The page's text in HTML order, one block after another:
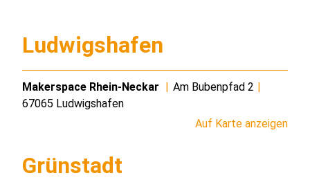
Ludwigshafen
Makerspace Rhein-Neckar Am Bubenpfad 2
67065 Ludwigshafen
Auf Karte anzeigen
Grünstadt